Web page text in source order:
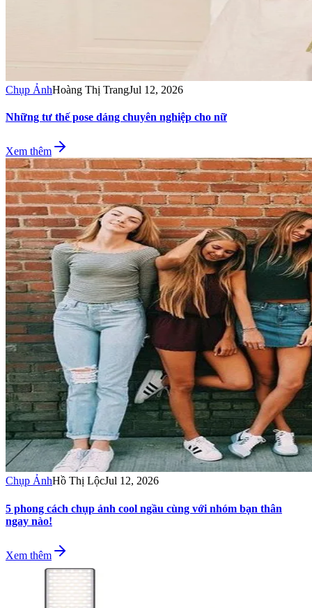
Chụp ẢnhHoàng Thị TrangJul 12, 2026
Những tư thế pose dáng chuyên nghiệp cho nữ
Xem thêm
Chụp ẢnhHồ Thị LộcJul 12, 2026
5 phong cách chụp ảnh cool ngầu cùng với nhóm bạn thân
ngay nào!
Xem thêm